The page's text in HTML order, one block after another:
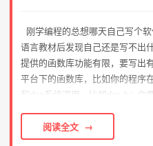
刚学编程的总想哪天自己写个
语言教材后发现自己还是写不出
提供的函数库功能有限，要写出
平台下的函数库，比如你的程序
和dos系统调用，比如dos.h；你
用api这个windows系统提供的函
阅读全文